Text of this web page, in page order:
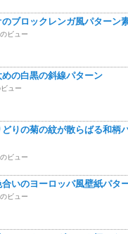
のブロックレンガ風パターン
ビュー
の白黒の斜線パターン
ュー
りの菊の紋が散らばる和柄
ビュー
いのヨーロッパ風壁紙パタ
ビュー